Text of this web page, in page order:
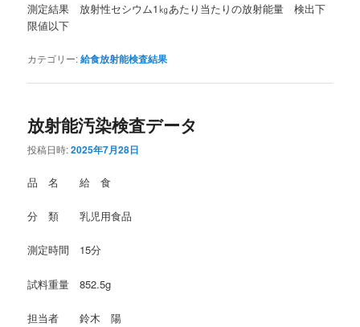
測定結果 放射性セシウム1㎏あたり当たりの放射能量 検出下
限値以下
カテゴリー:給食放射能検査結果
放射能汚染検査データ
投稿日時:2025年7月28日
品 名 給 食
分 類 乳児用食品
測定時間 15分
試料重量 852.5g
担当者 鈴木 陽